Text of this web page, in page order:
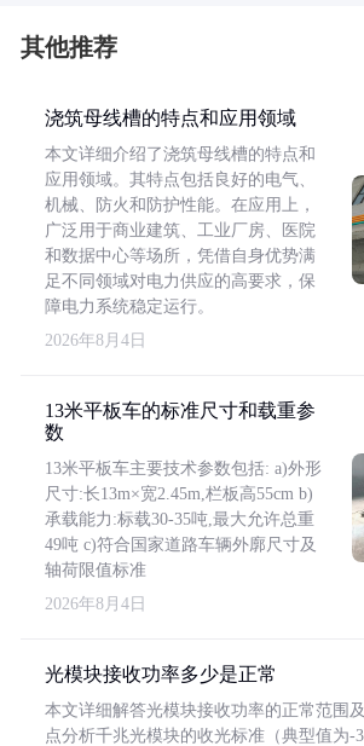
其他推荐
浇筑母线槽的特点和应用领域
本文详细介绍了浇筑母线槽的特点和
应用领域。其特点包括良好的电气、
机械、防火和防护性能。在应用上，
广泛用于商业建筑、工业厂房、医院
和数据中心等场所，凭借自身优势满
足不同领域对电力供应的高要求，保
障电力系统稳定运行。
2026年8月4日
13米平板车的标准尺寸和载重参
数
13米平板车主要技术参数包括: a)外形
尺寸:长13m×宽2.45m,栏板高55cm b)
承载能力:标载30-35吨,最大允许总重
49吨 c)符合国家道路车辆外廓尺寸及
轴荷限值标准
2026年8月4日
光模块接收功率多少是正常
本文详细解答光模块接收功率的正常范围
点分析千兆光模块的收光标准（典型值为-